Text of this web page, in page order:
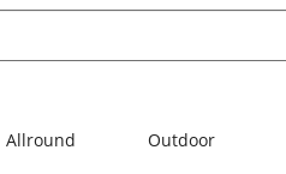
Allround Outdoor